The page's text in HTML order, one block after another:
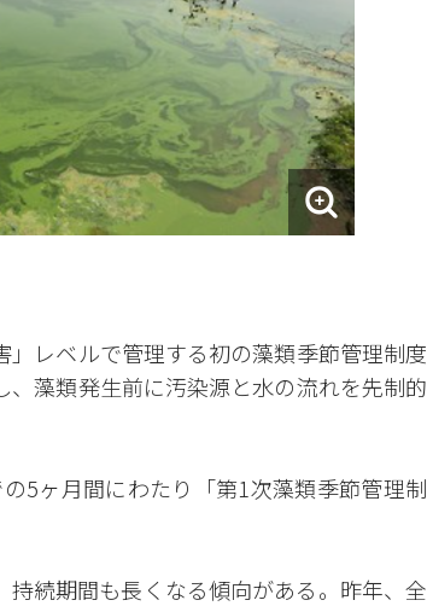
レベルで管理する初の藻類季節管理制度
藻類発生前に汚染源と水の流れを先制的
5ヶ月間にわたり「第1次藻類季節管理制
続期間も長くなる傾向がある。昨年、全